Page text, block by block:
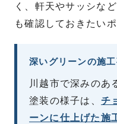
く、軒天やサッシな
も確認しておきたい
深いグリーンの施
川越市で深みのあ
塗装の様子は、 チ
ーンに仕上げた施